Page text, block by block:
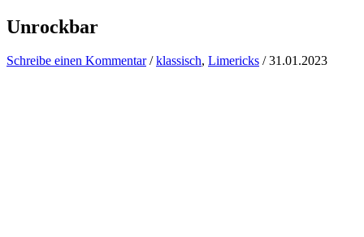
Unrockbar
Schreibe einen Kommentar /klassisch, Limericks /31.01.2023